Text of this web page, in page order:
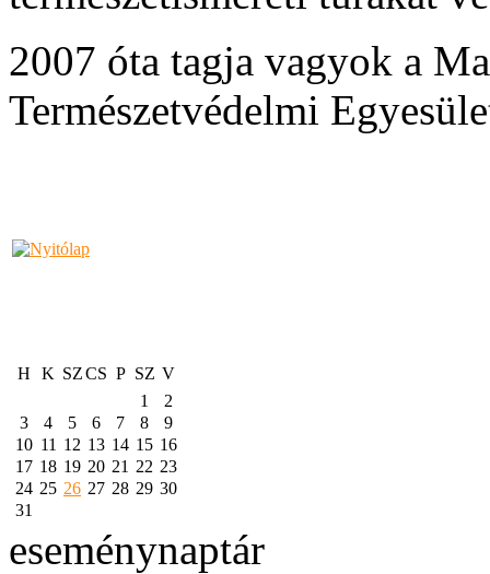
2007 óta tagja vagyok a
Természetvédelmi
H K SZCS P SZ V
1
2
3
4 5 6 7 8
9
10 11 12 13 14 15 16
17 18 19 20 21 22 23
24 25 26 27 28 29 30
31
eseménynaptár